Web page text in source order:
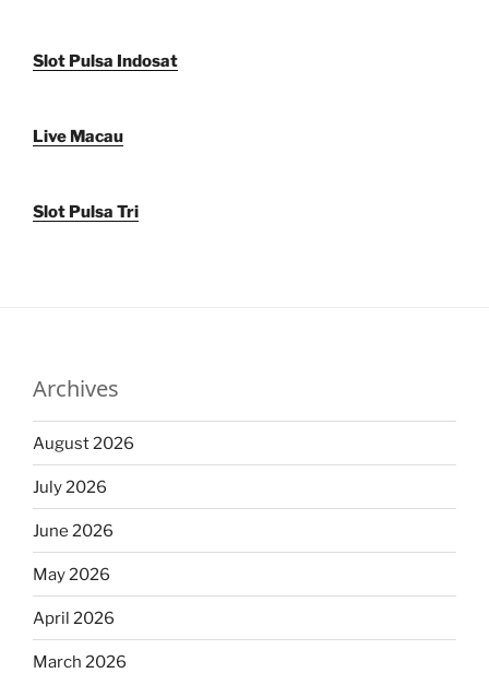
Slot Pulsa Indosat
Live Macau
Slot Pulsa Tri
Archives
August 2026
July 2026
June 2026
May 2026
April 2026
March 2026